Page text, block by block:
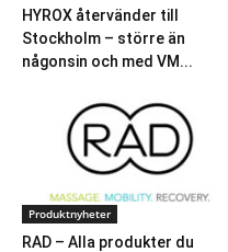
HYROX återvänder till
Stockholm – större än
någonsin och med VM...
Produktnyheter
RAD – Alla produkter du